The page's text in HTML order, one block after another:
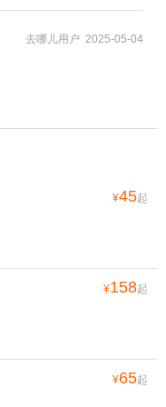
去哪儿用户 2025-05-04
¥45起
¥158起
¥65起